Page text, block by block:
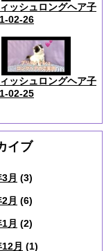
ッシュロングヘア子
02-26
ッシュロングヘア子
02-25
イブ
月 (3)
月 (6)
月 (2)
月 (1)